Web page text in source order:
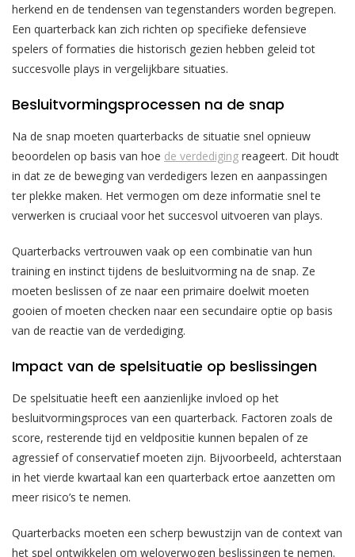
herkend en de tendensen van tegenstanders worden begrepen.
Een quarterback kan zich richten op specifieke defensieve
spelers of formaties die historisch gezien hebben geleid tot
succesvolle plays in vergelijkbare situaties.
Besluitvormingsprocessen na de snap
Na de snap moeten quarterbacks de situatie snel opnieuw
beoordelen op basis van hoe de verdediging reageert. Dit houdt
in dat ze de beweging van verdedigers lezen en aanpassingen
ter plekke maken. Het vermogen om deze informatie snel te
verwerken is cruciaal voor het succesvol uitvoeren van plays.
Quarterbacks vertrouwen vaak op een combinatie van hun
training en instinct tijdens de besluitvorming na de snap. Ze
moeten beslissen of ze naar een primaire doelwit moeten
gooien of moeten checken naar een secundaire optie op basis
van de reactie van de verdediging.
Impact van de spelsituatie op beslissingen
De spelsituatie heeft een aanzienlijke invloed op het
besluitvormingsproces van een quarterback. Factoren zoals de
score, resterende tijd en veldpositie kunnen bepalen of ze
agressief of conservatief moeten zijn. Bijvoorbeeld, achterstaan
in het vierde kwartaal kan een quarterback ertoe aanzetten om
meer risico’s te nemen.
Quarterbacks moeten een scherp bewustzijn van de context van
het spel ontwikkelen om weloverwogen beslissingen te nemen.